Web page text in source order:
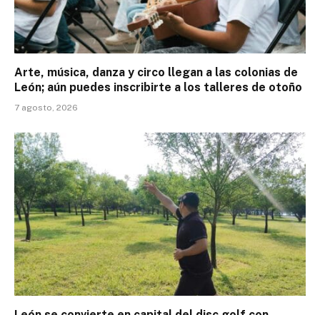
Arte, música, danza y circo llegan a las colonias de
León; aún puedes inscribirte a los talleres de otoño
7 agosto, 2026